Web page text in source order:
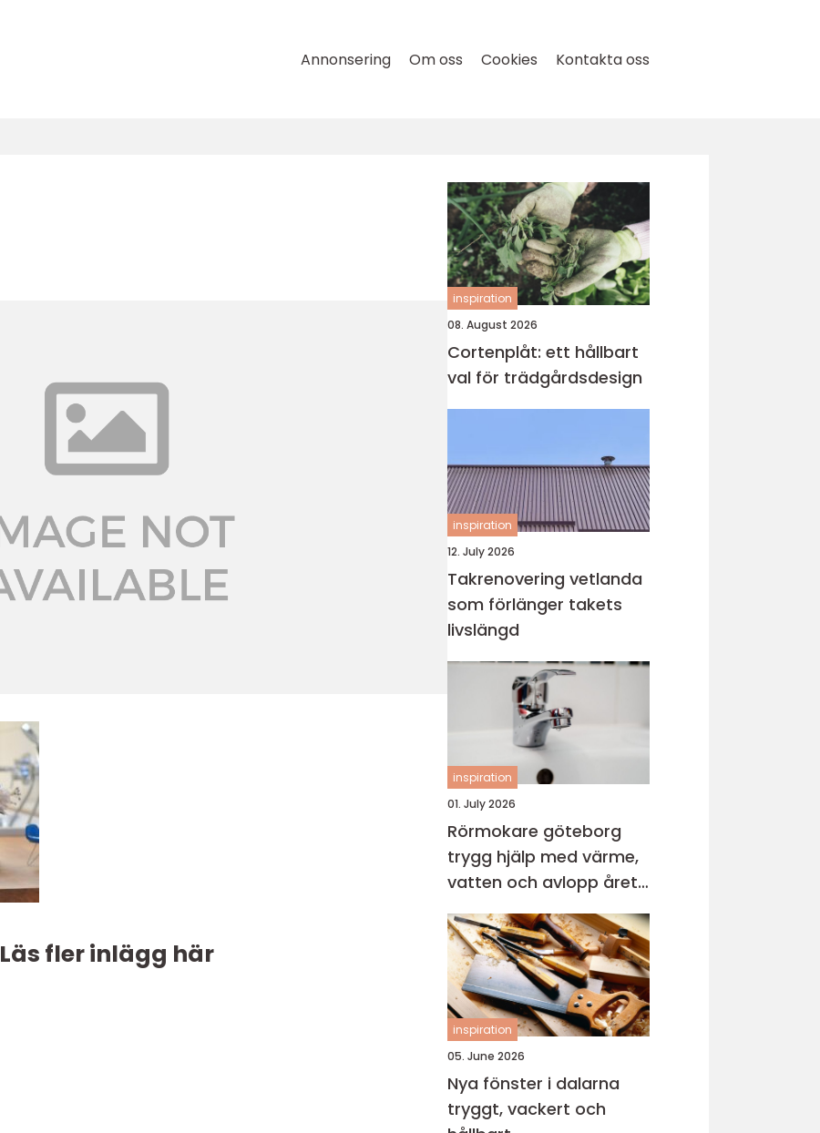
Annonsering Om oss Cookies Kontakta oss
Läs fler inlägg här
inspiration
08. August 2026
Cortenplåt: ett hållbart
val för trädgårdsdesign
inspiration
12. July 2026
Takrenovering vetlanda
som förlänger takets
livslängd
inspiration
01. July 2026
Rörmokare göteborg
trygg hjälp med värme,
vatten och avlopp året
runt
inspiration
05. June 2026
Nya fönster i dalarna
tryggt, vackert och